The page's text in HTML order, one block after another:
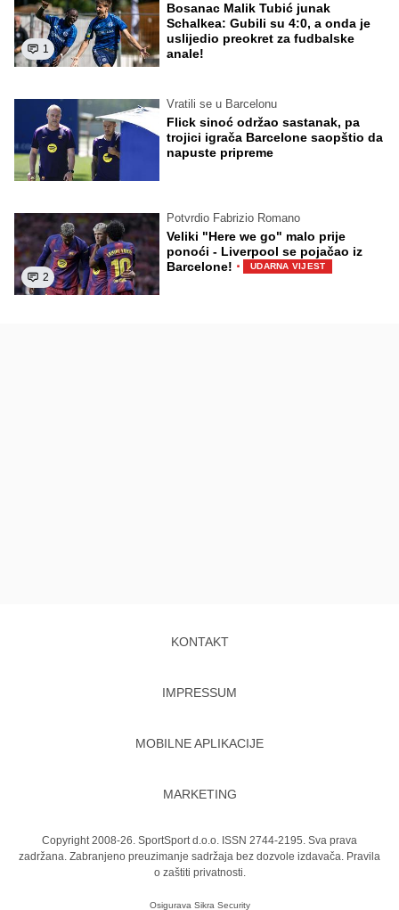
1
Bosanac Malik Tubić junak
Schalkea: Gubili su 4:0, a onda je
uslijedio preokret za fudbalske
anale!
Vratili se u Barcelonu
Flick sinoć održao sastanak, pa
trojici igrača Barcelone saopštio da
napuste pripreme
2
Potvrdio Fabrizio Romano
Veliki "Here we go" malo prije
ponoći - Liverpool se pojačao iz
Barcelone! · UDARNA VIJEST
KONTAKT
IMPRESSUM
MOBILNE APLIKACIJE
MARKETING
Copyright 2008-26. SportSport d.o.o. ISSN 2744-2195. Sva prava
zadržana. Zabranjeno preuzimanje sadržaja bez dozvole izdavača. Pravila
o zaštiti privatnosti.
Osigurava Sikra Security